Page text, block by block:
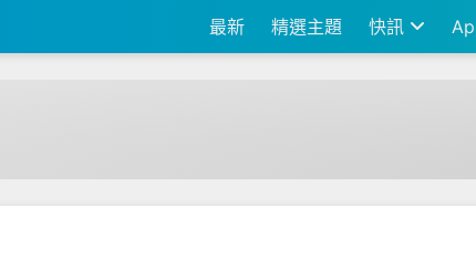
最新 精選主題 快訊